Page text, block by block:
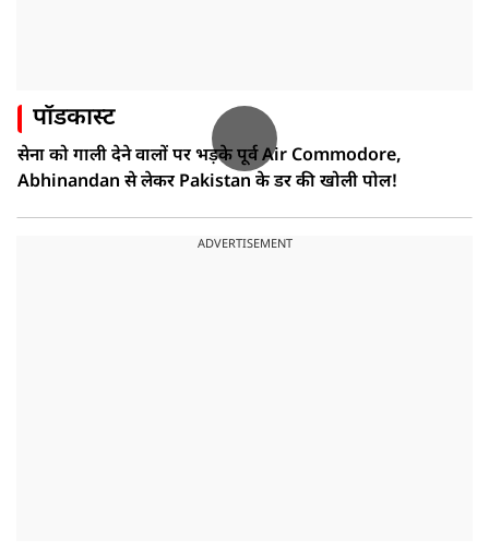
पॉडकास्ट
सेना को गाली देने वालों पर भड़के पूर्व Air Commodore,
Abhinandan से लेकर Pakistan के डर की खोली पोल!
ADVERTISEMENT